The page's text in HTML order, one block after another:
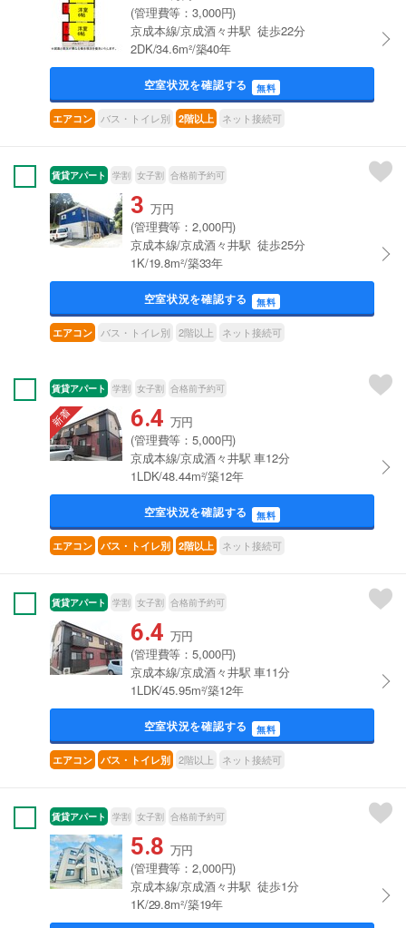
(管理費等：3,000円)
京成本線/京成酒々井駅 徒歩22分
2DK/34.6m²/築40年
空室状況を確認する 無料
エアコン バス・トイレ別 2階以上 ネット接続可
賃貸アパート 学割 女子割 合格前予約可
3 万円
(管理費等：2,000円)
京成本線/京成酒々井駅 徒歩25分
1K/19.8m²/築33年
空室状況を確認する 無料
エアコン バス・トイレ別 2階以上 ネット接続可
賃貸アパート 学割 女子割 合格前予約可
6.4 万円
(管理費等：5,000円)
京成本線/京成酒々井駅 車12分
1LDK/48.44m²/築12年
空室状況を確認する 無料
エアコン バス・トイレ別 2階以上 ネット接続可
賃貸アパート 学割 女子割 合格前予約可
6.4 万円
(管理費等：5,000円)
京成本線/京成酒々井駅 車11分
1LDK/45.95m²/築12年
空室状況を確認する 無料
エアコン バス・トイレ別 2階以上 ネット接続可
賃貸アパート 学割 女子割 合格前予約可
5.8 万円
(管理費等：2,000円)
京成本線/京成酒々井駅 徒歩1分
1K/29.8m²/築19年